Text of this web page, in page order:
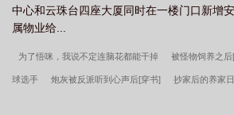
中心和云珠台四座大厦同时在一楼门口新增
属物业给...
为了悟咪，我说不定连脑花都能干掉 被怪物饲养之
球选手 炮灰被反派听到心声后[穿书] 抄家后的养家